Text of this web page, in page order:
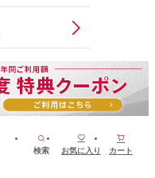
検索 お気に入り カート